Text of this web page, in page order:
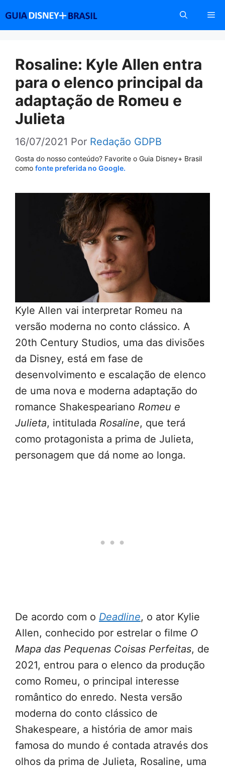
conteúdo
Rosaline: Kyle Allen entra
para o elenco principal da
adaptação de Romeu e
Julieta
16/07/2021 Por Redação GDPB
Gosta do nosso conteúdo? Favorite o Guia Disney+ Brasil
como fonte preferida no Google.
Kyle Allen vai interpretar Romeu na
versão moderna no conto clássico. A
20th Century Studios, uma das divisões
da Disney, está em fase de
desenvolvimento e escalação de elenco
de uma nova e moderna adaptação do
romance Shakespeariano Romeu e
Julieta, intitulada Rosaline, que terá
como protagonista a prima de Julieta,
personagem que dá nome ao longa.
De acordo com o Deadline, o ator Kylie
Allen, conhecido por estrelar o filme O
Mapa das Pequenas Coisas Perfeitas, de
2021, entrou para o elenco da produção
como Romeu, o principal interesse
romântico do enredo. Nesta versão
moderna do conto clássico de
Shakespeare, a história de amor mais
famosa do mundo é contada através dos
olhos da prima de Julieta, Rosaline, uma